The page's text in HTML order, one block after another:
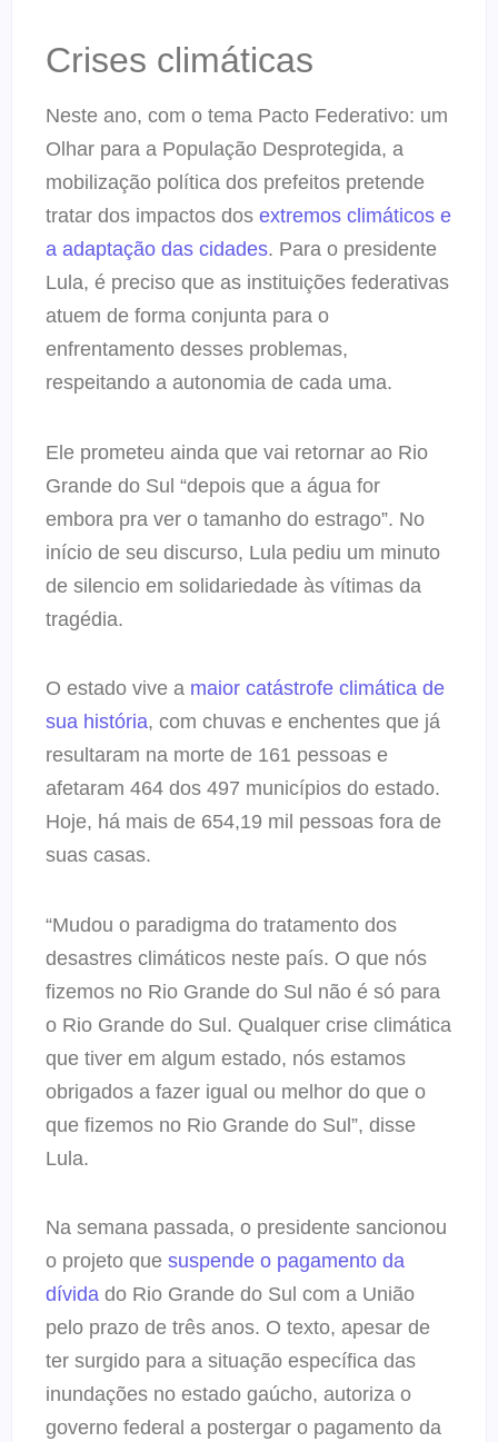
Crises climáticas
Neste ano, com o tema Pacto Federativo: um
Olhar para a População Desprotegida, a
mobilização política dos prefeitos pretende
tratar dos impactos dos extremos climáticos e
a adaptação das cidades. Para o presidente
Lula, é preciso que as instituições federativas
atuem de forma conjunta para o
enfrentamento desses problemas,
respeitando a autonomia de cada uma.
Ele prometeu ainda que vai retornar ao Rio
Grande do Sul “depois que a água for
embora pra ver o tamanho do estrago”. No
início de seu discurso, Lula pediu um minuto
de silencio em solidariedade às vítimas da
tragédia.
O estado vive a maior catástrofe climática de
sua história, com chuvas e enchentes que já
resultaram na morte de 161 pessoas e
afetaram 464 dos 497 municípios do estado.
Hoje, há mais de 654,19 mil pessoas fora de
suas casas.
“Mudou o paradigma do tratamento dos
desastres climáticos neste país. O que nós
fizemos no Rio Grande do Sul não é só para
o Rio Grande do Sul. Qualquer crise climática
que tiver em algum estado, nós estamos
obrigados a fazer igual ou melhor do que o
que fizemos no Rio Grande do Sul”, disse
Lula.
Na semana passada, o presidente sancionou
o projeto que suspende o pagamento da
dívida do Rio Grande do Sul com a União
pelo prazo de três anos. O texto, apesar de
ter surgido para a situação específica das
inundações no estado gaúcho, autoriza o
governo federal a postergar o pagamento da